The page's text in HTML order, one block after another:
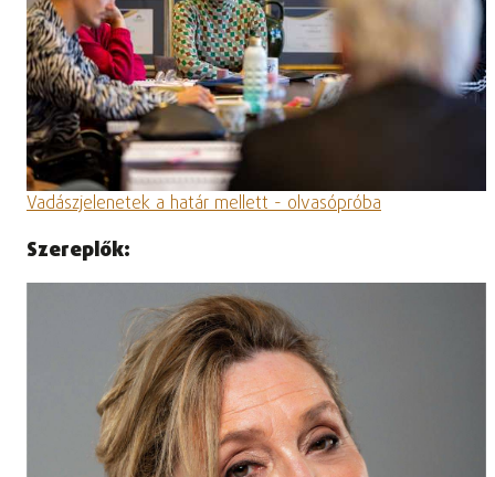
Vadászjelenetek a határ mellett - olvasópróba
Szereplők: